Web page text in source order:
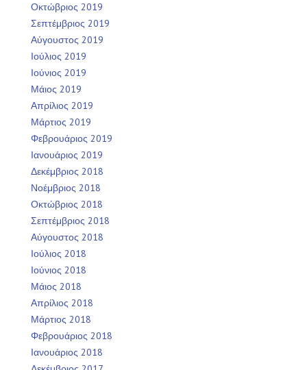
Οκτώβριος 2019
Σεπτέμβριος 2019
Αύγουστος 2019
Ιούλιος 2019
Ιούνιος 2019
Μάιος 2019
Απρίλιος 2019
Μάρτιος 2019
Φεβρουάριος 2019
Ιανουάριος 2019
Δεκέμβριος 2018
Νοέμβριος 2018
Οκτώβριος 2018
Σεπτέμβριος 2018
Αύγουστος 2018
Ιούλιος 2018
Ιούνιος 2018
Μάιος 2018
Απρίλιος 2018
Μάρτιος 2018
Φεβρουάριος 2018
Ιανουάριος 2018